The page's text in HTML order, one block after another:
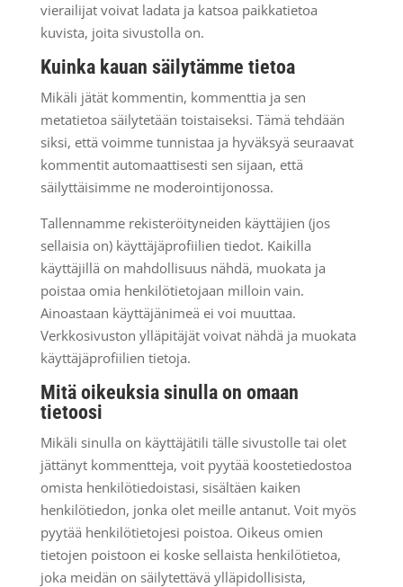
vierailijat voivat ladata ja katsoa paikkatietoa
kuvista, joita sivustolla on.
Kuinka kauan säilytämme tietoa
Mikäli jätät kommentin, kommenttia ja sen
metatietoa säilytetään toistaiseksi. Tämä tehdään
siksi, että voimme tunnistaa ja hyväksyä seuraavat
kommentit automaattisesti sen sijaan, että
säilyttäisimme ne moderointijonossa.
Tallennamme rekisteröityneiden käyttäjien (jos
sellaisia on) käyttäjäprofiilien tiedot. Kaikilla
käyttäjillä on mahdollisuus nähdä, muokata ja
poistaa omia henkilötietojaan milloin vain.
Ainoastaan käyttäjänimeä ei voi muuttaa.
Verkkosivuston ylläpitäjät voivat nähdä ja muokata
käyttäjäprofiilien tietoja.
Mitä oikeuksia sinulla on omaan
tietoosi
Mikäli sinulla on käyttäjätili tälle sivustolle tai olet
jättänyt kommentteja, voit pyytää koostetiedostoa
omista henkilötiedoistasi, sisältäen kaiken
henkilötiedon, jonka olet meille antanut. Voit myös
pyytää henkilötietojesi poistoa. Oikeus omien
tietojen poistoon ei koske sellaista henkilötietoa,
joka meidän on säilytettävä ylläpidollisista,